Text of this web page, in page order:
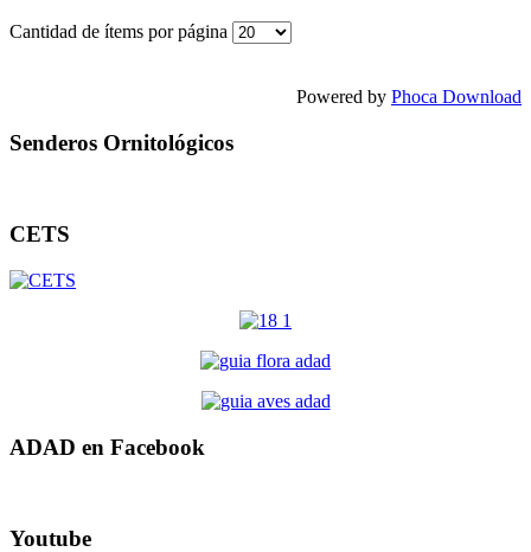
Cantidad de ítems por página
Powered by Phoca Download
Senderos Ornitológicos
CETS
ADAD en Facebook
Youtube